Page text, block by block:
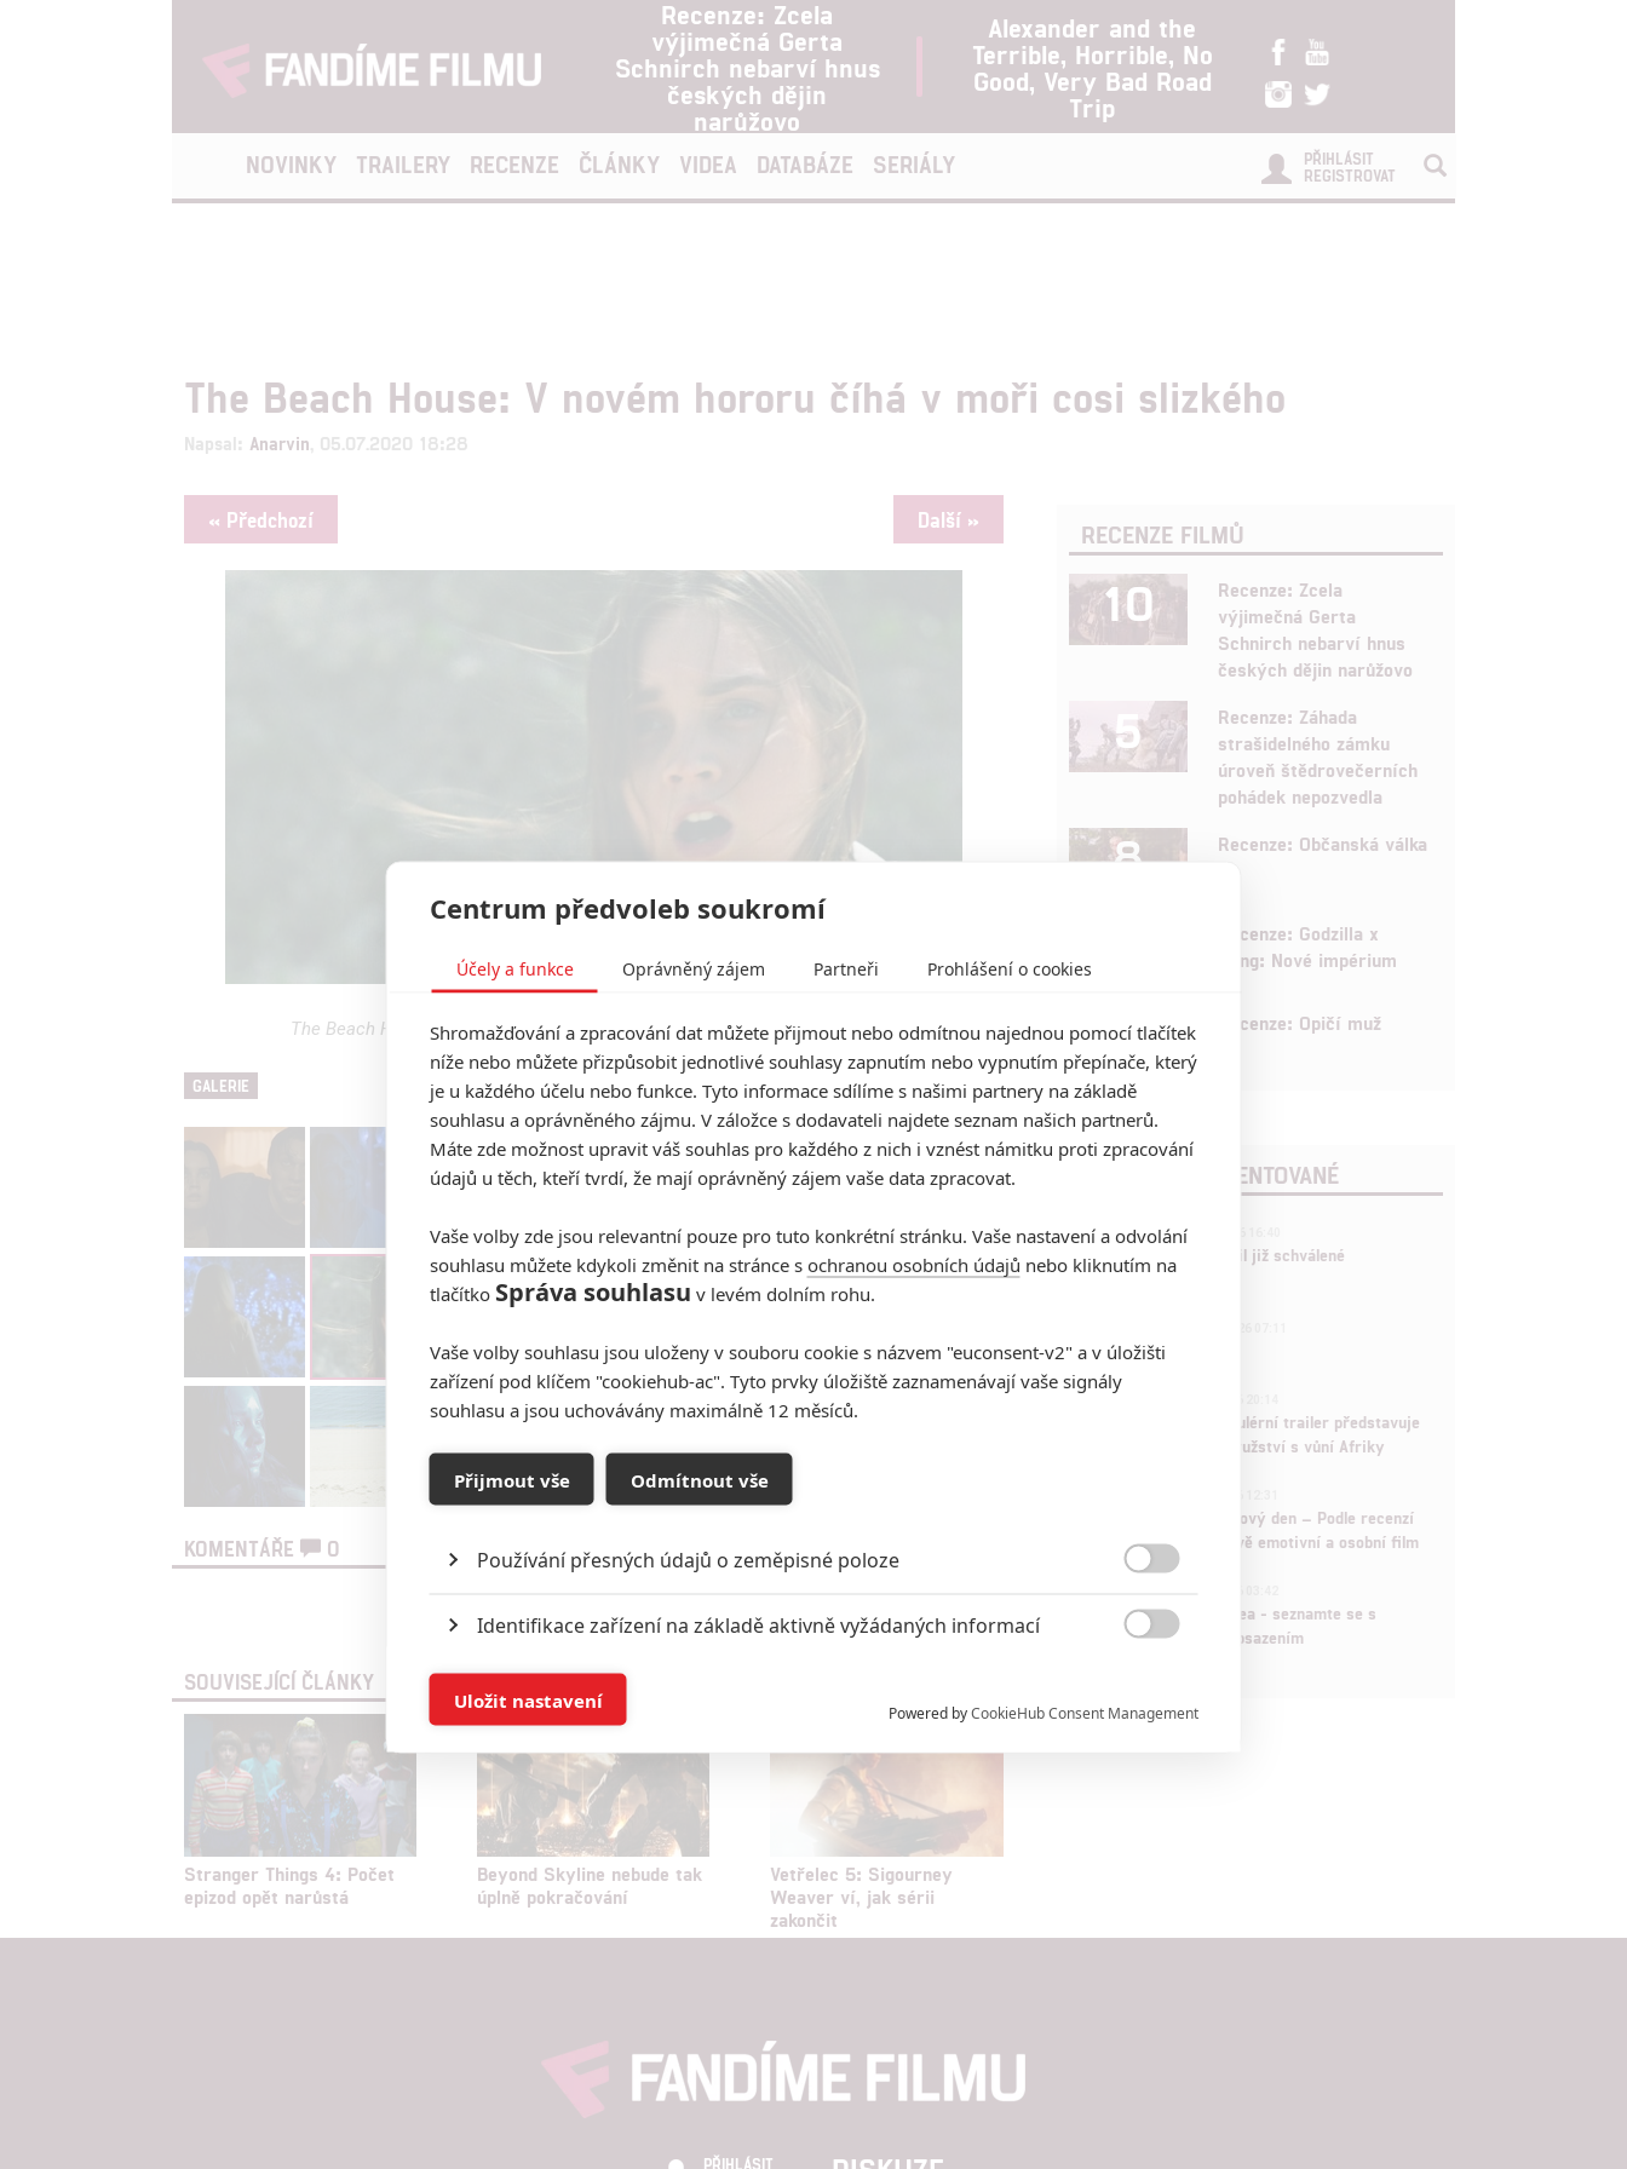
Recenze: Zcela
výjimečná Gerta
Schnirch nebarví hnus
českých dějin
narůžovo
Alexander and the
Terrible, Horrible, No
Good, Very Bad Road
Trip
NOVINKY TRAILERY RECENZE ČLÁNKY VIDEA DATABÁZE SERIÁLY
PŘIHLÁSIT
REGISTROVAT
The Beach House: V novém hororu číhá v moři cosi slizkého
Napsal: Anarvin , 05.07.2020 18:28
« Předchozí Další »
The Beach House: V novém hororu číhá v moři cosi slizkého | Fandíme filmu
GALERIE
KOMENTÁŘE 0
Vstoupit do diskuze
SOUVISEJÍCÍ ČLÁNKY
Stranger Things 4: Počet
epizod opět narůstá
Beyond Skyline nebude tak
úplně pokračování
Vetřelec 5: Sigourney
Weaver ví, jak sérii
zakončit
RECENZE FILMŮ
10
Recenze: Zcela
výjimečná Gerta
Schnirch nebarví hnus
českých dějin narůžovo
5
Recenze: Záhada
strašidelného zámku
úroveň štědrovečerních
pohádek nepozvedla
8 Recenze: Občanská válka
Recenze: Godzilla x
Kong: Nové impérium
8 Recenze: Opičí muž
POSLEDNÍ KOMENTOVANÉ
3 ČLÁNEK | 01.08.2026 16:40
Marvel nečekaně zrušil již schválené
pokračování
拆彈專家
1
Děti krve a kostí: Regulérní trailer představuje
akční fantasy dobrodružství s vůní Afriky
Spider-Man: Zbrusu nový den – Podle recenzí
máme čekat překvapivě emotivní a osobní film
Velké preview: Odyssea - seznamte se s
maximálně nabitým obsazením
PŘIHLÁSIT
Centrum předvoleb soukromí
Účely a funkce Oprávněný zájem Partneři Prohlášení o cookies
Shromažďování a zpracování dat můžete přijmout nebo odmítnou najednou pomocí tlačítek
níže nebo můžete přizpůsobit jednotlivé souhlasy zapnutím nebo vypnutím přepínače, který
je u každého účelu nebo funkce. Tyto informace sdílíme s našimi partnery na základě
souhlasu a oprávněného zájmu. V záložce s dodavateli najdete seznam našich partnerů.
Máte zde možnost upravit váš souhlas pro každého z nich i vznést námitku proti zpracování
údajů u těch, kteří tvrdí, že mají oprávněný zájem vaše data zpracovat.
Vaše volby zde jsou relevantní pouze pro tuto konkrétní stránku. Vaše nastavení a odvolání
souhlasu můžete kdykoli změnit na stránce s ochranou osobních údajů nebo kliknutím na
tlačítko Správa souhlasu v levém dolním rohu.
Vaše volby souhlasu jsou uloženy v souboru cookie s názvem "euconsent-v2" a v úložišti
zařízení pod klíčem "cookiehub-ac". Tyto prvky úložiště zaznamenávají vaše signály
souhlasu a jsou uchovávány maximálně 12 měsíců.
Přijmout vše Odmítnout vše
Používání přesných údajů o zeměpisné poloze
Identifikace zařízení na základě aktivně vyžádaných informací
Ukládání a/nebo přístup k informacím v zařízení

Reklama založená na omezených údajích a měření reklamy
Personalizovaný obsah, měření obsahu, průzkum publika a vývoj
služeb
Udělením souhlasu s účely a funkcemi zde uvedenými dáváte nám i našim partnerům
Powered byCookieHub Consent Management
Uložit nastavení